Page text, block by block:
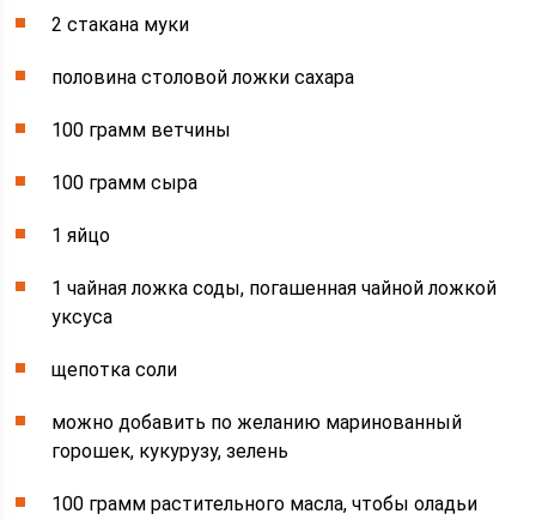
2 стакана муки
половина столовой ложки сахара
100 грамм ветчины
100 грамм сыра
1 яйцо
1 чайная ложка соды, погашенная чайной ложкой
уксуса
щепотка соли
можно добавить по желанию маринованный
горошек, кукурузу, зелень
100 грамм растительного масла, чтобы оладьи